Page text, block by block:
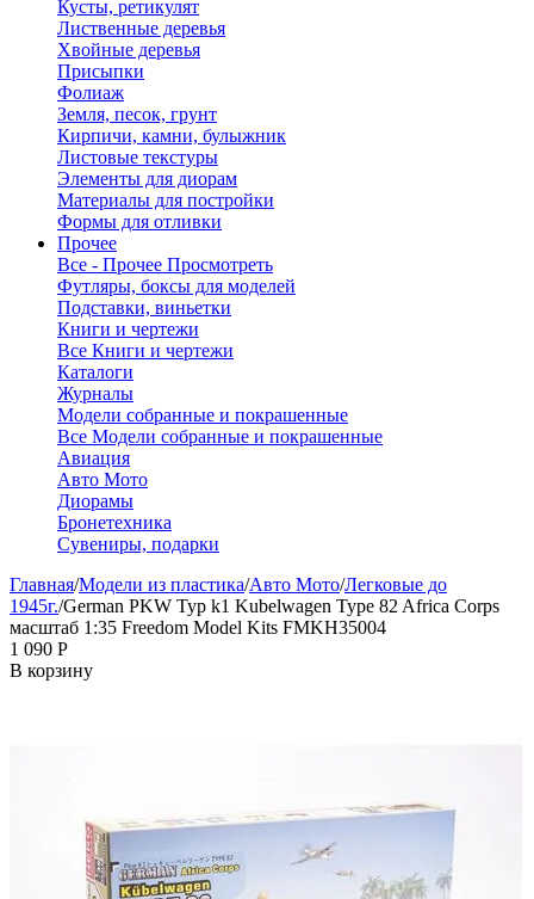
Кусты, ретикулят
Лиственные деревья
Хвойные деревья
Присыпки
Фолиаж
Земля, песок, грунт
Кирпичи, камни, булыжник
Листовые текстуры
Элементы для диорам
Материалы для постройки
Формы для отливки
Прочее
Все - Прочее Просмотреть
Футляры, боксы для моделей
Подставки, виньетки
Книги и чертежи
Все Книги и чертежи
Каталоги
Журналы
Модели собранные и покрашенные
Все Модели собранные и покрашенные
Авиация
Авто Мото
Диорамы
Бронетехника
Сувениры, подарки
Главная/Модели из пластика/Авто Мото/Легковые до
1945г./German PKW Typ k1 Kubelwagen Type 82 Africa Corps
масштаб 1:35 Freedom Model Kits FMKH35004
1 090 Р
В корзину